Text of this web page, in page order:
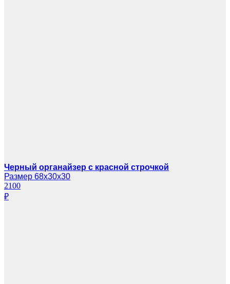
Черный органайзер с красной строчкой
Размер 68х30х30
2100
₽